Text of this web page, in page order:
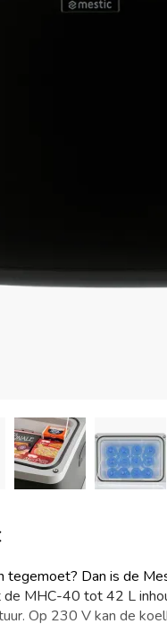
tegemoet? Dan is de
MHC-40 tot 42 L
Op 230 V kan de